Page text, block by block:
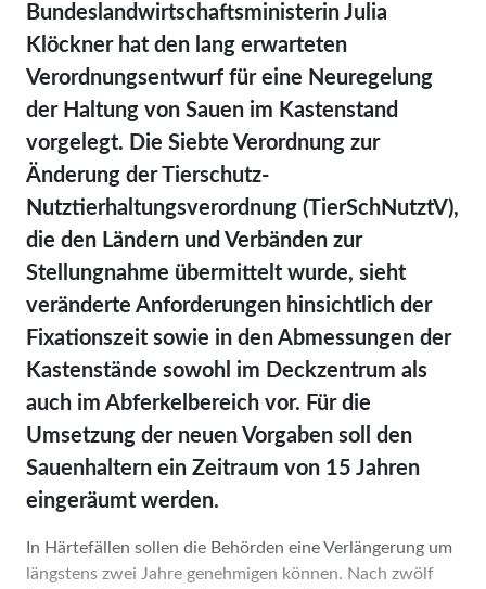
Bundeslandwirtschaftsministerin Julia
Klöckner hat den lang erwarteten
Verordnungsentwurf für eine Neuregelung
der Haltung von Sauen im Kastenstand
vorgelegt. Die Siebte Verordnung zur
Änderung der Tierschutz-
Nutztierhaltungsverordnung (TierSchNutztV),
die den Ländern und Verbänden zur
Stellungnahme übermittelt wurde, sieht
veränderte Anforderungen hinsichtlich der
Fixationszeit sowie in den Abmessungen der
Kastenstände sowohl im Deckzentrum als
auch im Abferkelbereich vor. Für die
Umsetzung der neuen Vorgaben soll den
Sauenhaltern ein Zeitraum von 15 Jahren
eingeräumt werden.
In Härtefällen sollen die Behörden eine Verlängerung um
längstens zwei Jahre genehmigen können. Nach zwölf